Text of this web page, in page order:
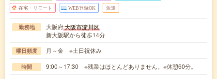
在宅・リモート WEB登録OK 派遣
勤務地 大阪府大阪市淀川区
新大阪駅から徒歩14分
曜日頻度 月～金 ※土日祝休み
時間 9:00～17:30 ※残業はほとんどありません。※休憩60分。